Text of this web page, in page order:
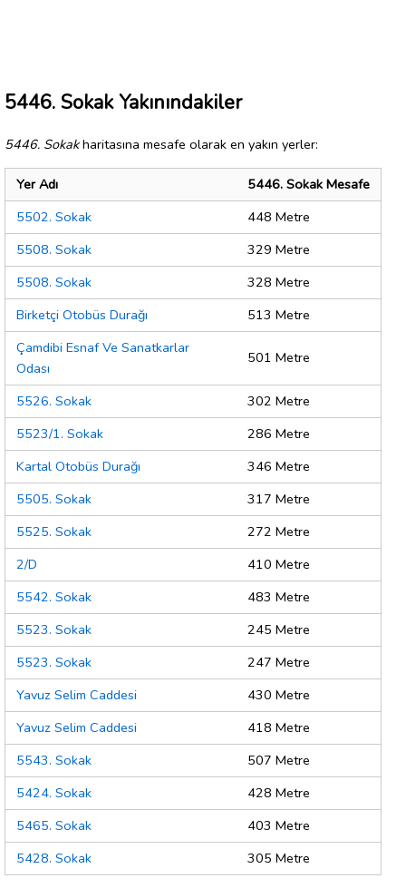
5446. Sokak Yakınındakiler
5446. Sokakharitasına mesafe olarak en yakın yerler:
Yer Adı
5446. Sokak Mesafe
5502. Sokak
448 Metre
5508. Sokak
329 Metre
5508. Sokak
328 Metre
Birketçi Otobüs Durağı
513 Metre
Çamdibi Esnaf Ve Sanatkarlar
Odası
501 Metre
5526. Sokak
302 Metre
5523/1. Sokak
286 Metre
Kartal Otobüs Durağı
346 Metre
5505. Sokak
317 Metre
5525. Sokak
272 Metre
2/D
410 Metre
5542. Sokak
483 Metre
5523. Sokak
245 Metre
5523. Sokak
247 Metre
Yavuz Selim Caddesi
430 Metre
Yavuz Selim Caddesi
418 Metre
5543. Sokak
507 Metre
5424. Sokak
428 Metre
5465. Sokak
403 Metre
5428. Sokak
305 Metre